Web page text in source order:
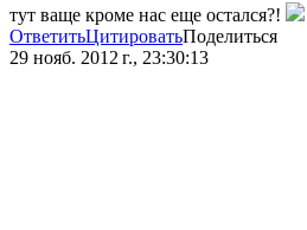
тут ваще кроме нас еще остался?!
ОтветитьЦитироватьПоделиться
29 нояб. 2012 г., 23:30:13